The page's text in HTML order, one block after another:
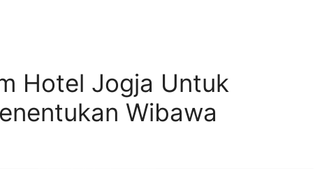
Hotel Jogja Untuk
Wibawa